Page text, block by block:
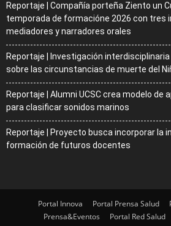
Reportaje | Compañía porteña Ziento un
temporada de formacióne 2026 con tres
mediadores y narradores orales
Reportaje | Investigación
sobre las circunstancias de muerte del
Reportaje | Alumni UCSC crea modelo
para clasificar sonidos marinos
Reportaje | Proyecto busca incorporar la
formación de futuros docentes
Portal Innova Portal Prensa Salud
Prensa&Eventos
Portal Red Salud